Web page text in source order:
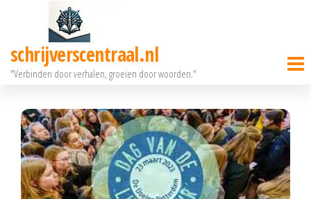
deschrijverscentraal.nl
"Verbinden door verhalen, groeien door woorden."